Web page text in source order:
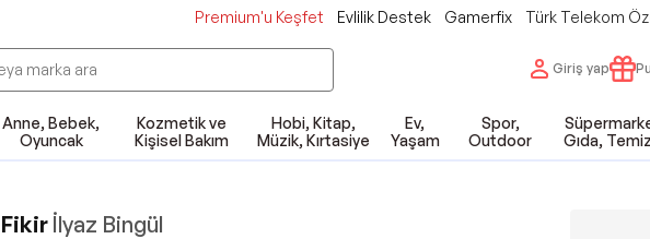
Premium'u Keşfet Evlilik Destek Gamerfix Türk Telekom
Giriş yap
Anne, Bebek,
Oyuncak
Kozmetik ve
Kişisel Bakım
Hobi, Kitap,
Müzik, Kırtasiye
Ev,
Yaşam
Spor,
Outdoor
Gıda,
Fikir İlyaz Bingül